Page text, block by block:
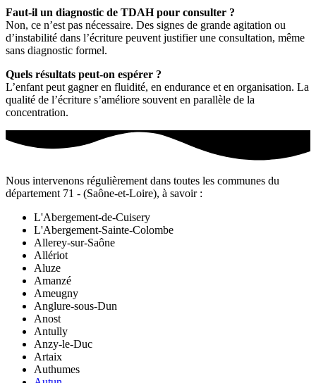
Faut-il un diagnostic de TDAH pour consulter ?
Non, ce n’est pas nécessaire. Des signes de grande agitation ou
d’instabilité dans l’écriture peuvent justifier une consultation, même
sans diagnostic formel.
Quels résultats peut-on espérer ?
L’enfant peut gagner en fluidité, en endurance et en organisation. La
qualité de l’écriture s’améliore souvent en parallèle de la
concentration.
Nous intervenons régulièrement dans toutes les communes du
département 71 - (Saône-et-Loire), à savoir :
L'Abergement-de-Cuisery
L'Abergement-Sainte-Colombe
Allerey-sur-Saône
Allériot
Aluze
Amanzé
Ameugny
Anglure-sous-Dun
Anost
Antully
Anzy-le-Duc
Artaix
Authumes